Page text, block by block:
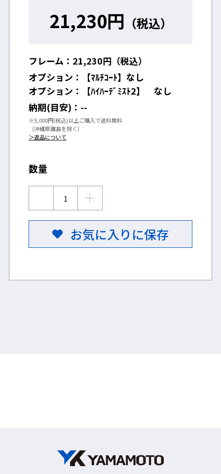
▲度付保護めがね特設ページはこちら
21,230円 （税込）
フレーム： 21,230円（税込）
オプション：
【ﾏﾙﾁｺｰﾄ】なし
オプション：
【ﾊｲﾊｰﾃﾞﾐｽﾄ2】 なし
納期(目安)： --
※5,000円(税込)以上ご購入で送料無料
（沖縄県離島を除く）
＞返品について
数量
お気に入りに保存